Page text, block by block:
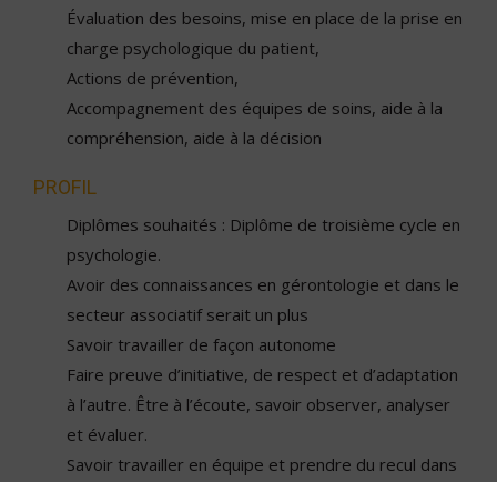
Évaluation des besoins, mise en place de la prise en
charge psychologique du patient,
Actions de prévention,
Accompagnement des équipes de soins, aide à la
compréhension, aide à la décision
PROFIL
Diplômes souhaités : Diplôme de troisième cycle en
psychologie.
Avoir des connaissances en gérontologie et dans le
secteur associatif serait un plus
Savoir travailler de façon autonome
Faire preuve d’initiative, de respect et d’adaptation
à l’autre. Être à l’écoute, savoir observer, analyser
et évaluer.
Savoir travailler en équipe et prendre du recul dans